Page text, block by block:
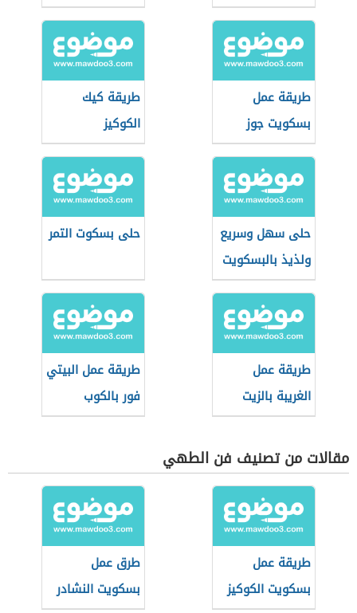
بالبسكويت
طريقة عمل
بسكويت جوز
الهند
طريقة كيك
الكوكيز
حلى سهل وسريع
ولذيذ بالبسكويت
حلى بسكوت التمر
طريقة عمل
الغريبة بالزيت
طريقة عمل البيتي
فور بالكوب
مقالات من تصنيف فن الطهي
طريقة عمل
بسكويت الكوكيز
طرق عمل
بسكويت النشادر